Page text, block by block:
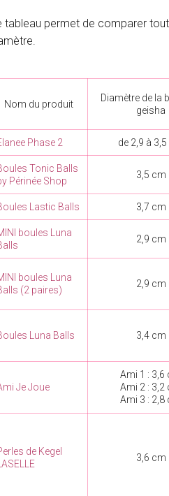
tableau permet de comparer
Nom du produit
Diamètre de la
geisha
Phase 2 de 2,9 à
Tonic Balls
Périnée Shop
3,5 cm
Lastic Balls 3,7 cm
boules Luna
2,9 cm
boules Luna
(2 paires)
2,9 cm
Luna Balls 3,4 cm
Je Joue
Ami 1 : 3,6
Ami 2 : 3,2
Ami 3 : 2,8
de Kegel
3,6 cm